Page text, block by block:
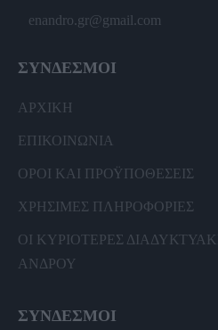
enandro.gr@gmail.com
ΣΥΝΔΕΣΜΟΙ
ΑΡΧΙΚΗ
ΕΠΙΚΟΙΝΩΝΙΑ
ΟΡΟΙ ΚΑΙ ΠΡΟΫΠΟΘΕΣΕΙΣ
ΧΡΗΣΙΜΕΣ ΠΛΗΡΟΦΟΡΙΕΣ
ΟΙ ΚΥΡΙΟΤΕΡΕΣ
ΑΝΔΡΟΥ
ΣΥΝΔΕΣΜΟΙ